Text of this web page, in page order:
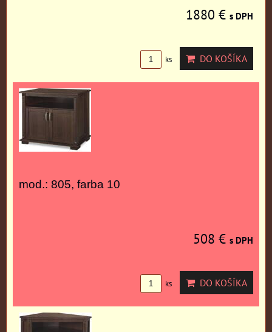
1880 € s DPH
ks DO KOŠÍKA
mod.: 805, farba 10
508 € s DPH
ks DO KOŠÍKA